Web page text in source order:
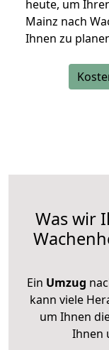
heute, um
Mainz nach
Ihnen zu
Was wir
Ein Umzug
kann viele
um Ihnen
Ihnen